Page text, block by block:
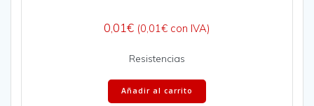
0,01€ (0,01€ con IVA)
Resistencias
Añadir al carrito